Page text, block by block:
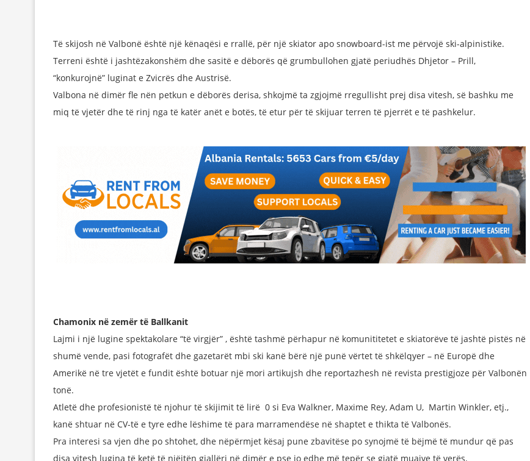
Të skijosh në Valbonë është një kënaqësi e rrallë, për një skiator apo snowboard-ist me përvojë ski-alpinistike.
Terreni është i jashtëzakonshëm dhe sasitë e dëborës që grumbullohen gjatë periudhës Dhjetor – Prill,
“konkurojnë” luginat e Zvicrës dhe Austrisë.
Valbona në dimër fle nën petkun e dëborës derisa, shkojmë ta zgjojmë rregullisht prej disa vitesh, së bashku me
miq të vjetër dhe të rinj nga të katër anët e botës, të etur për të skijuar terren të pjerrët e të pashkelur.
Chamonix në zemër të Ballkanit
Lajmi i një lugine spektakolare “të virgjër” , është tashmë përhapur në komunititetet e skiatorëve të jashtë pistës në
shumë vende, pasi fotografët dhe gazetarët mbi ski kanë bërë një punë vërtet të shkëlqyer – në Europë dhe
Amerikë në tre vjetët e fundit është botuar një mori artikujsh dhe reportazhesh në revista prestigjoze për Valbonën
tonë.
Atletë dhe profesionistë të njohur të skijimit të lirë 0 si Eva Walkner, Maxime Rey, Adam U, Martin Winkler, etj.,
kanë shtuar në CV-të e tyre edhe lëshime të para marramendëse në shaptet e thikta të Valbonës.
Pra interesi sa vjen dhe po shtohet, dhe nëpërmjet kësaj pune zbavitëse po synojmë të bëjmë të mundur që pas
disa vitesh lugina të ketë të njëjtën gjallëri në dimër e pse jo edhe më tepër se gjatë muajve të verës.